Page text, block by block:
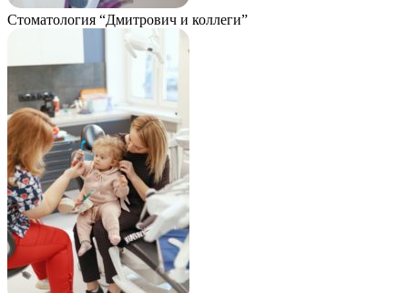
Стоматология “Дмитрович и коллеги”